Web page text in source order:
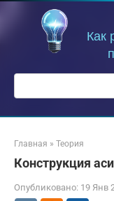
Как
Поиск:
Главная » Теория
Конструкция
Опубликовано: 19 Янв